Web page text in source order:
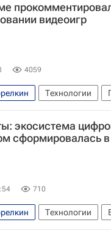
видеоигр
4059
Технологии
экосистема
сформировалась
710
Технологии
Яндекс